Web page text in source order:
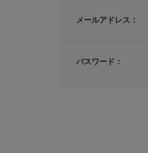
メールアドレス：
パスワード：